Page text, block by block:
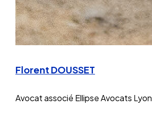
Florent DOUSSET
Avocat associé Ellipse Avocats Lyon